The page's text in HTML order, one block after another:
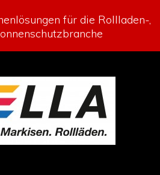
für die Rollladen-,